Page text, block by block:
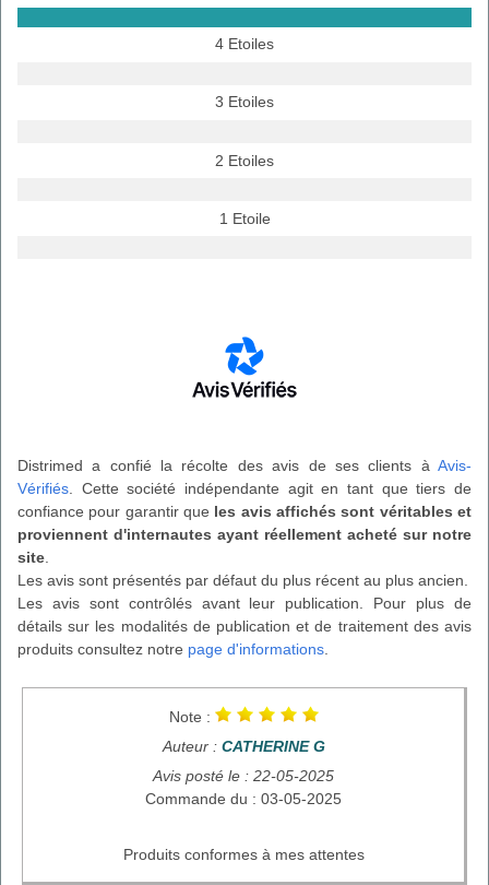
4 Etoiles
3 Etoiles
2 Etoiles
1 Etoile
Distrimed a confié la récolte des avis de ses clients à Avis-
Vérifiés . Cette société indépendante agit en tant que tiers de
confiance pour garantir que les avis affichés sont véritables et
proviennent d'internautes ayant réellement acheté sur notre
site
Les avis sont présentés par défaut du plus récent au plus ancien.
Les avis sont contrôlés avant leur publication. Pour plus de
détails sur les modalités de publication et de traitement des avis
produits consultez notre page d'informations
Note :
Auteur : CATHERINE G
Avis posté le : 22-05-2025
Commande du : 03-05-2025
Produits conformes à mes attentes